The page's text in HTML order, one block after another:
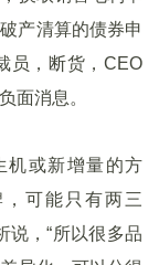
产清算的债券申
员，断货，CEO
面消息。
机或新增量的方
可能只有两三
说，“所以很多品